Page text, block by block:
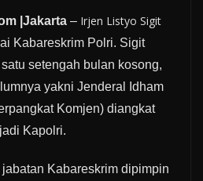
|Jakarta – Irjen Listyo Sigit
Kabareskrim Polri. Sigit
setengah bulan kosong,
yakni Jenderal Idham
Komjen) diangkat
Kapolri.
Kabareskrim dipimpin